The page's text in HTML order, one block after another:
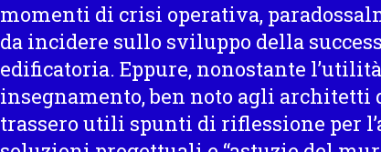
momenti di crisi operativa,
da incidere sullo sviluppo della
edificatoria. Eppure, nonostante
insegnamento, ben noto agli architetti
trassero utili spunti di riflessione per